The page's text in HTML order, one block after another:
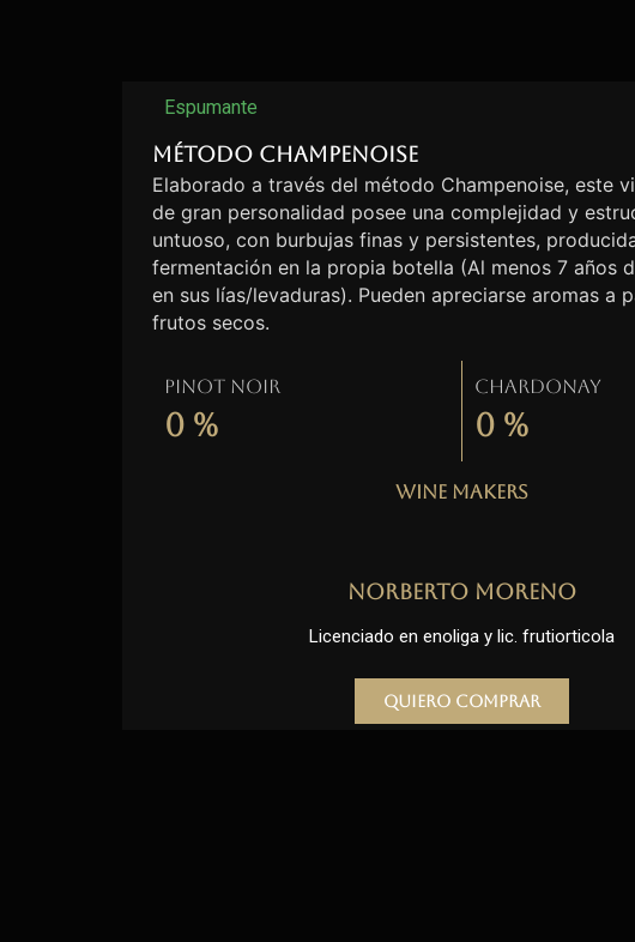
Espumante
Método Champenoise
Elaborado a través del método Champenoise, este
de gran personalidad posee una complejidad y
untuoso, con burbujas finas y persistentes,
fermentación en la propia botella (Al menos 7 años
en sus lías/levaduras). Pueden apreciarse aromas a
frutos secos.
Pinot Noir
0 %
Chardonay
0 %
Wine Makers
Norberto Moreno
Licenciado en enoliga y lic. frutiorticola
Quiero comprar